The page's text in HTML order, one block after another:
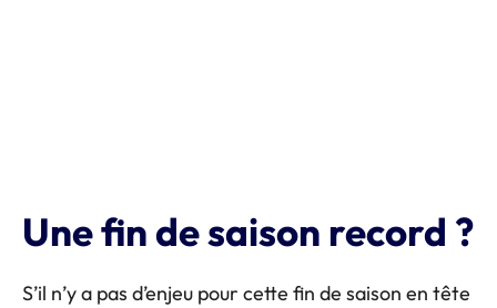
Une fin de saison record ?
S’il n’y a pas d’enjeu pour cette fin de saison en tête